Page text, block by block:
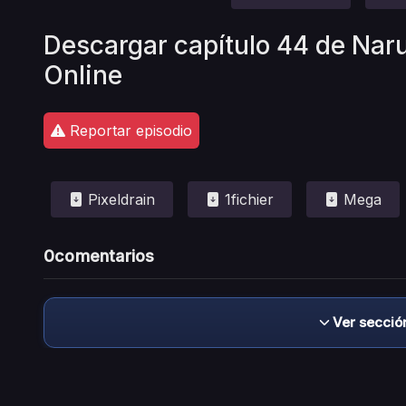
Descargar capítulo 44 de
Online
Reportar episodio
Pixeldrain 1fichier Mega
0comentarios
Ver